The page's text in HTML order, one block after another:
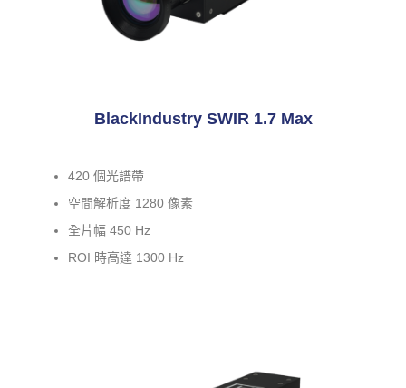
BlackIndustry SWIR 1.7 Max
420 個光譜帶
空間解析度 1280 像素
全片幅 450 Hz
ROI 時高達 1300 Hz